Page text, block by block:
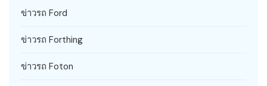
ข่าวรถ Ford
ข่าวรถ Forthing
ข่าวรถ Foton